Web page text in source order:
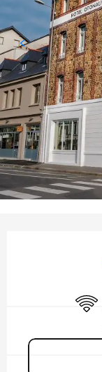
Wi-Fi